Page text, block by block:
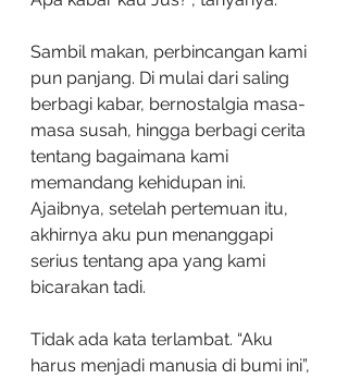
Sambil makan, perbincangan kami
pun panjang. Di mulai dari saling
berbagi kabar, bernostalgia masa-
masa susah, hingga berbagi cerita
tentang bagaimana kami
memandang kehidupan ini.
Ajaibnya, setelah pertemuan itu,
akhirnya aku pun menanggapi
serius tentang apa yang kami
bicarakan tadi.
Tidak ada kata terlambat. “Aku
harus menjadi manusia di bumi ini”,